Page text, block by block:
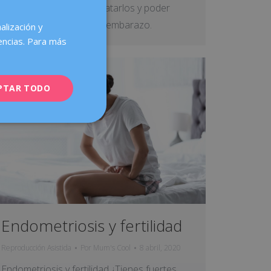
podemos aplicar para tratarlos y poder
mejorar así las tasas de embarazo.
Endometriosis y fertilidad
Reproducción Asistida Por Mum's Cool 8 abril, 2020
y
Para más
TODO